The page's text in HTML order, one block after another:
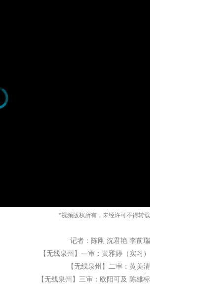
*视频版权所有，未经许可不得转载
记者：陈刚 沈君艳 李前瑞
【无线泉州】一审：黄雅婷（实习）
【无线泉州】二审：黄美清
【无线泉州】三审：欧阳可及 陈雄标